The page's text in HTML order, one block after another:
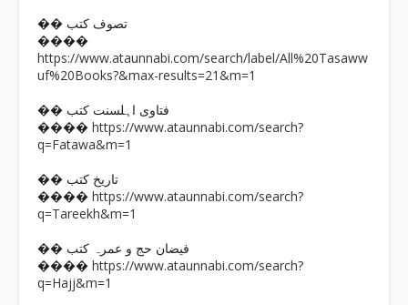
�� تصوف کتب
����
https://www.ataunnabi.com/search/label/All%20Tasaww
uf%20Books?&max-results=21&m=1
�� فتاوی اہلسنت کتب
���� https://www.ataunnabi.com/search?
q=Fatawa&m=1
�� تاریخ کتب
���� https://www.ataunnabi.com/search?
q=Tareekh&m=1
�� فیضان حج و عمرہ کتب
���� https://www.ataunnabi.com/search?
q=Hajj&m=1